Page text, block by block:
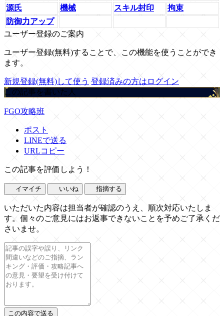
源氏
機械 スキル封印
拘束
防御力アップ
ユーザー登録のご案内
ユーザー登録(無料)することで、この機能を使うことができ
ます。
新規登録(無料)して使う 登録済みの方はログイン
この記事を書いた人
FGO攻略班
ポスト
LINEで送る
URLコピー
この記事を評価しよう！
イマイチ いいね 指摘する
いただいた内容は担当者が確認のうえ、順次対応いたしま
す。個々のご意見にはお返事できないことを予めご了承くだ
さいませ。